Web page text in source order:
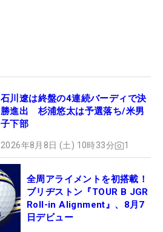
石川遼は終盤の4連続バーディで決
勝進出 杉浦悠太は予選落ち/米男
子下部
2026年8月8日 (土) 10時33分 1
全周アライメントを初搭載！
ブリヂストン『TOUR B JGR
Roll-in Alignment』、8月7
日デビュー